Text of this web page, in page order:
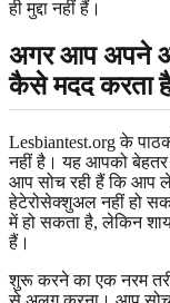
ही मुद्दा नहीं हैं।
अगर आप अपने
कैसे मदद करता
Lesbiantest.org के
नहीं है। यह आपको
आप सोच रही हैं कि आप
हेटेरोसेक्शुअल नहीं हो
में हो सकता है, लेकिन
हैं।
शुरू करने का एक नरम